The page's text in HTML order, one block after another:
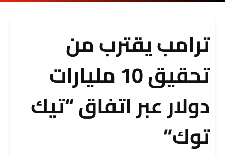
ترامب يقترب من
تحقيق 10 مليارات
دولار عبر اتفاق “تيك
توك”